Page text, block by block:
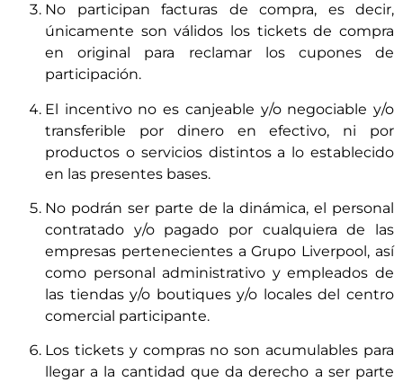
No participan facturas de compra, es decir,
únicamente son válidos los tickets de compra
en original para reclamar los cupones de
participación.
El incentivo no es canjeable y/o negociable y/o
transferible por dinero en efectivo, ni por
productos o servicios distintos a lo establecido
en las presentes bases.
No podrán ser parte de la dinámica, el personal
contratado y/o pagado por cualquiera de las
empresas pertenecientes a Grupo Liverpool, así
como personal administrativo y empleados de
las tiendas y/o boutiques y/o locales del centro
comercial participante.
Los tickets y compras no son acumulables para
llegar a la cantidad que da derecho a ser parte